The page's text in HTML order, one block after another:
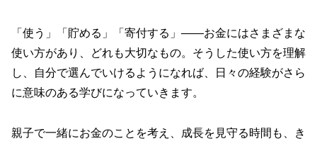
「使う」「貯める」「寄付する」――お金にはさまざまな
使い方があり、どれも大切なもの。そうした使い方を理解
し、自分で選んでいけるようになれば、日々の経験がさら
に意味のある学びになっていきます。
親子で一緒にお金のことを考え、成長を見守る時間も、き